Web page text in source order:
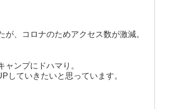
、コロナのためアクセス数が激減。
ンプにドハマり。
していきたいと思っています。